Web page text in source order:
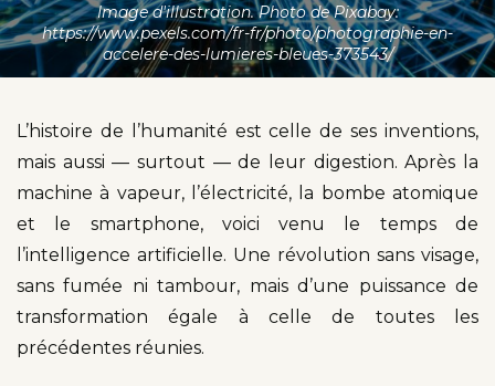
Image d'illustration. Photo de Pixabay:
https://www.pexels.com/fr-fr/photo/photographie-en-
accelere-des-lumieres-bleues-373543/
L’histoire de l’humanité est celle de ses inventions,
mais aussi — surtout — de leur digestion. Après la
machine à vapeur, l’électricité, la bombe atomique
et le smartphone, voici venu le temps de
l’intelligence artificielle. Une révolution sans visage,
sans fumée ni tambour, mais d’une puissance de
transformation égale à celle de toutes les
précédentes réunies.